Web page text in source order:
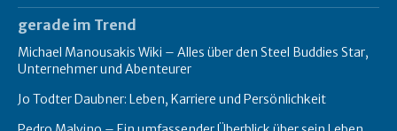
gerade im Trend
Michael Manousakis Wiki – Alles über den Steel Buddies Star,
Unternehmer und Abenteurer
Jo Todter Daubner: Leben, Karriere und Persönlichkeit